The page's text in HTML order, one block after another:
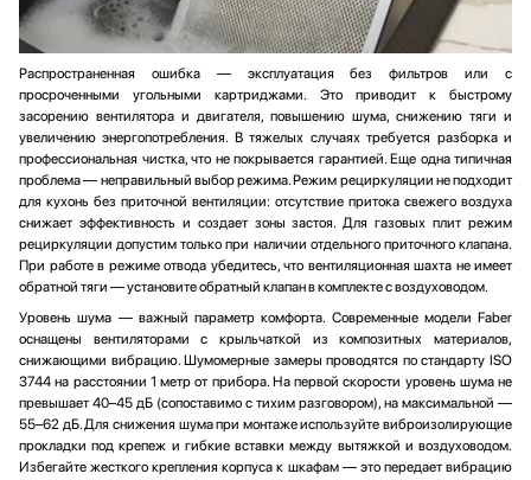
Распространенная ошибка — эксплуатация без фильтров или с
просроченными угольными картриджами. Это приводит к быстрому
засорению вентилятора и двигателя, повышению шума, снижению тяги и
увеличению энергопотребления. В тяжелых случаях требуется разборка и
профессиональная чистка, что не покрывается гарантией. Еще одна типичная
проблема — неправильный выбор режима. Режим рециркуляции не подходит
для кухонь без приточной вентиляции: отсутствие притока свежего воздуха
снижает эффективность и создает зоны застоя. Для газовых плит режим
рециркуляции допустим только при наличии отдельного приточного клапана.
При работе в режиме отвода убедитесь, что вентиляционная шахта не имеет
обратной тяги — установите обратный клапан в комплекте с воздуховодом.
Уровень шума — важный параметр комфорта. Современные модели Faber
оснащены вентиляторами с крыльчаткой из композитных материалов,
снижающими вибрацию. Шумомерные замеры проводятся по стандарту ISO
3744 на расстоянии 1 метр от прибора. На первой скорости уровень шума не
превышает 40–45 дБ (сопоставимо с тихим разговором), на максимальной —
55–62 дБ. Для снижения шума при монтаже используйте виброизолирующие
прокладки под крепеж и гибкие вставки между вытяжкой и воздуховодом.
Избегайте жесткого крепления корпуса к шкафам — это передает вибрацию